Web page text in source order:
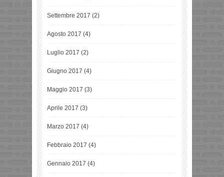
Settembre 2017 (2)
Agosto 2017 (4)
Luglio 2017 (2)
Giugno 2017 (4)
Maggio 2017 (3)
Aprile 2017 (3)
Marzo 2017 (4)
Febbraio 2017 (4)
Gennaio 2017 (4)